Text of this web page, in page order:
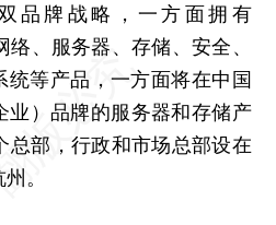
牌战略，一方面拥有
、服务器、存储、安全、
等产品，一方面将在中国
业）品牌的服务器和存储产
总部，行政和市场总部设在
。